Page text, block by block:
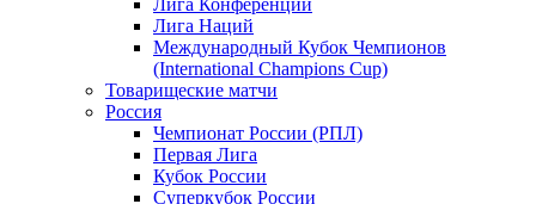
Лига Конференций
Лига Наций
Международный Кубок Чемпионов
(International Champions Cup)
Товарищеские матчи
Россия
Чемпионат России (РПЛ)
Первая Лига
Кубок России
Суперкубок России